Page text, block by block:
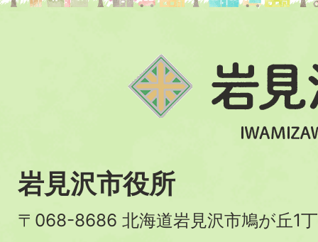
岩見沢市役所
〒068-8686 北海道岩見沢市鳩が丘1